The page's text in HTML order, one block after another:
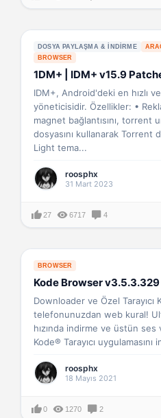
DOSYA PAYLAŞMA & İNDIRME
BROWSER
1DM+ | IDM+ v15.9
IDM+, Android'deki en hızlı
yöneticisidir. Özellikler: •
magnet bağlantısını, torrent
dosyasını kullanarak Torrent
Light tema...
roosphx
31 Mart 2023
27 6717 4
BROWSER
Kode Browser
Downloader ve Özel Tarayıcı
telefonunuzdan web kural!
hızında indirme ve üstün
Kode® Tarayıcı
roosphx
18 Mayıs 2021
0 1270 2